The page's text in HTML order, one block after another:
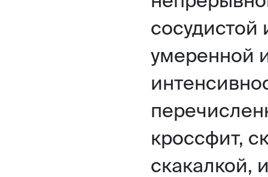
сосудистой
умеренной
кроссфит,
скакалкой,